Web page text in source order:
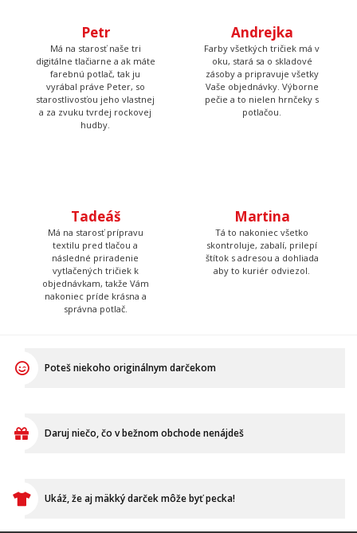
Petr
Má na starosť naše tri
digitálne tlačiarne a ak máte
farebnú potlač, tak ju
vyrábal práve Peter, so
starostlivosťou jeho vlastnej
a za zvuku tvrdej rockovej
hudby.
Andrejka
Farby všetkých tričiek má v
oku, stará sa o skladové
zásoby a pripravuje všetky
Vaše objednávky. Výborne
pečie a to nielen hrnčeky s
potlačou.
textilu pred tlačou a
následné priradenie
vytlačených tričiek k
objednávkam, takže Vám
nakoniec príde krásna a
správna potlač.
skontroluje, zabalí, prilepí
štítok s adresou a dohliada
aby to kuriér odviezol.